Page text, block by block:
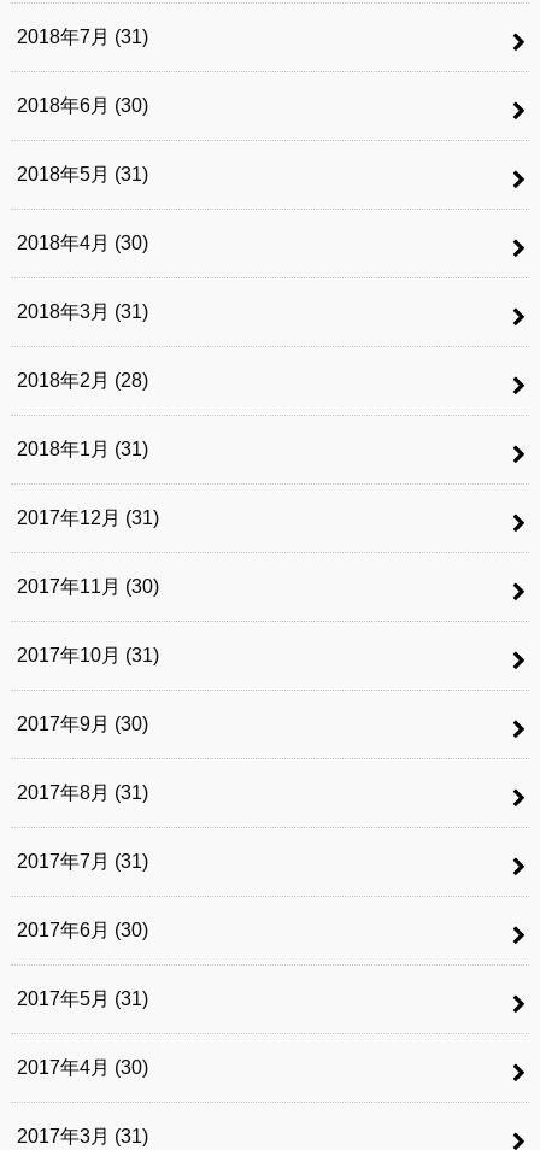
2018年7月 (31)
2018年6月 (30)
2018年5月 (31)
2018年4月 (30)
2018年3月 (31)
2018年2月 (28)
2018年1月 (31)
2017年12月 (31)
2017年11月 (30)
2017年10月 (31)
2017年9月 (30)
2017年8月 (31)
2017年7月 (31)
2017年6月 (30)
2017年5月 (31)
2017年4月 (30)
2017年3月 (31)